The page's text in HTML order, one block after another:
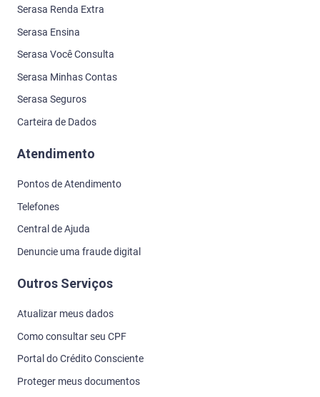
Serasa Renda Extra
Serasa Ensina
Serasa Você Consulta
Serasa Minhas Contas
Serasa Seguros
Carteira de Dados
Atendimento
Pontos de Atendimento
Telefones
Central de Ajuda
Denuncie uma fraude digital
Outros Serviços
Atualizar meus dados
Como consultar seu CPF
Portal do Crédito Consciente
Proteger meus documentos